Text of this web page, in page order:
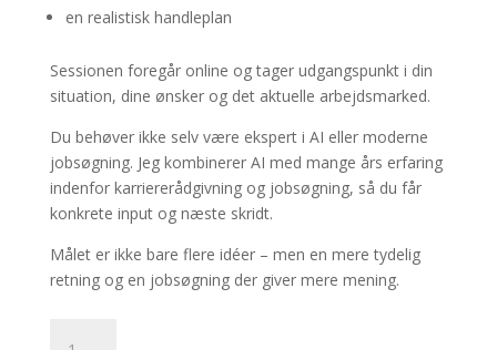
en realistisk handleplan
Sessionen foregår online og tager udgangspunkt i din
situation, dine ønsker og det aktuelle arbejdsmarked.
Du behøver ikke selv være ekspert i AI eller moderne
jobsøgning. Jeg kombinerer AI med mange års erfaring
indenfor karriererådgivning og jobsøgning, så du får
konkrete input og næste skridt.
Målet er ikke bare flere idéer – men en mere tydelig
retning og en jobsøgning der giver mere mening.